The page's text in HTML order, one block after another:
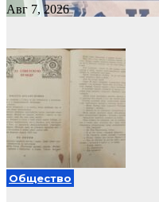
Авг 7, 2026
Общество